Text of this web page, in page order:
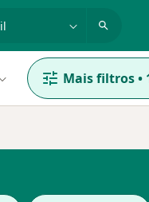
Mais filtros•